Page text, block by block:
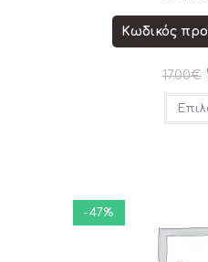
Κωδικός
17.00€
-47%